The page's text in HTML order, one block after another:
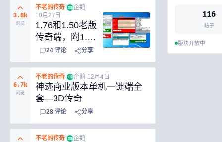
3.8k
浏览
不老的传奇· 企鹅 企鹅·
10月27日
1.76和1.50老版
传奇端，附1.76
和1.50客户端和
外挂！
24 评论 分享
6.7k
浏览
不老的传奇· 企鹅 企鹅·12月4日
神迹商业版本单机一键端全
套—3D传奇
28 评论 分享
不老的传奇· 企鹅 企鹅·
116
帖子
版块开放中